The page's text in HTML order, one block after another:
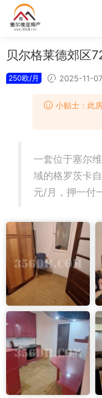
贝尔格莱德郊区
250欧/月 2025-11-07
小贴士：此
一套位于塞尔
域的格罗茨卡
元/月，押一付